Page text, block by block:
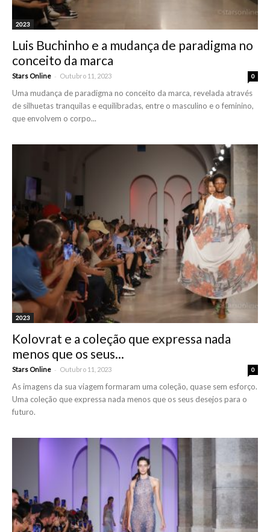
2023
Luis Buchinho e a mudança de paradigma no
conceito da marca
Stars Online - Outubro 11, 2023 0
Uma mudança de paradigma no conceito da marca, revelada através
de silhuetas tranquilas e equilibradas, entre o masculino e o feminino,
que envolvem o corpo...
2023
Kolovrat e a coleção que expressa nada
menos que os seus...
Stars Online - Outubro 11, 2023 0
As imagens da sua viagem formaram uma coleção, quase sem esforço.
Uma coleção que expressa nada menos que os seus desejos para o
futuro.